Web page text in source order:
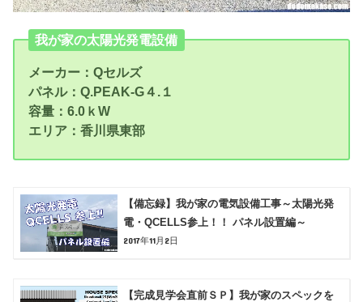
我が家の太陽光発電設備
メーカー：Qセルズ
パネル：Q.PEAK-G４.１
容量：6.0ｋW
エリア：香川県東部
【備忘録】我が家の電気設備工事～太陽光発
電・QCELLS参上！！ パネル設置編～
2017年11月2日
【完成見学会直前ＳＰ】我が家のスペックを